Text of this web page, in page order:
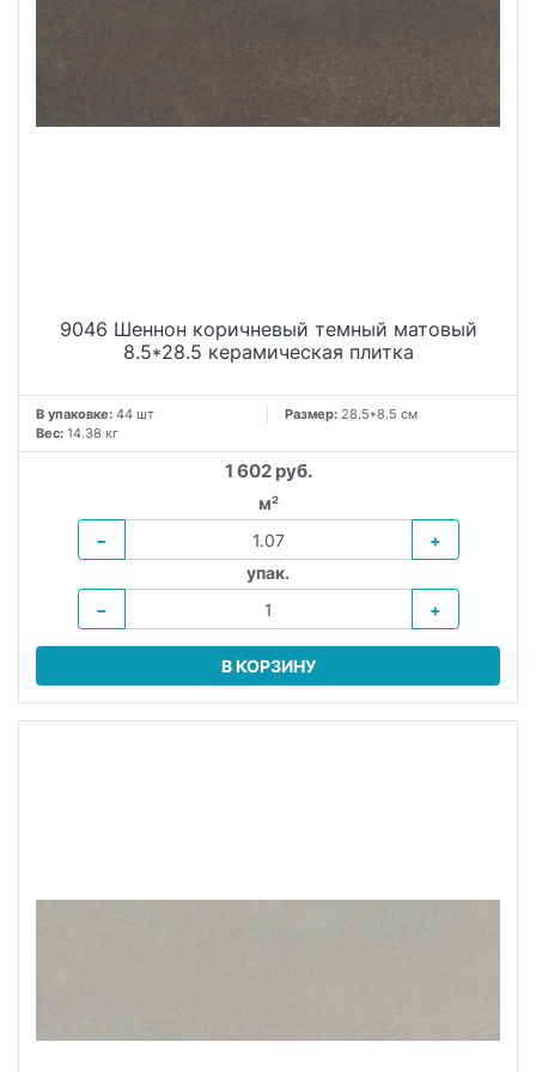
9046 Шеннон коричневый темный матовый
8.5*28.5 керамическая плитка
В упаковке: 44 шт Размер: 28.5*8.5 см
Вес: 14.38 кг
1 602 руб.
м²
−
+
упак.
−
+
В КОРЗИНУ